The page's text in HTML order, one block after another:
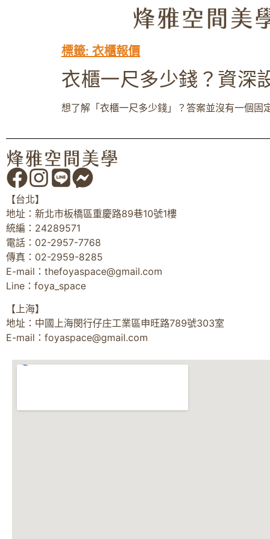
標籤: 衣櫃報價
衣櫃一尺多少錢？資深
想了解「衣櫃一尺多少錢」？答案並沒有一個
【台北】
地址：新北市板橋區重慶路89巷10號1樓
統編：24289571
電話：02-2957-7768
傳真：02-2959-8285
E-mail： thefoyaspace@gmail.com
Line：foya_space
【上海】
地址：中國上海閔行仔庄工業區申旺路789號303室
E-mail： foyaspace@gmail.com